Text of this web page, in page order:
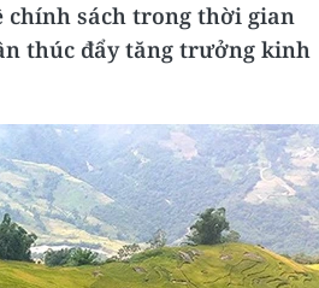
chính sách trong thời gian
thúc đẩy tăng trưởng kinh